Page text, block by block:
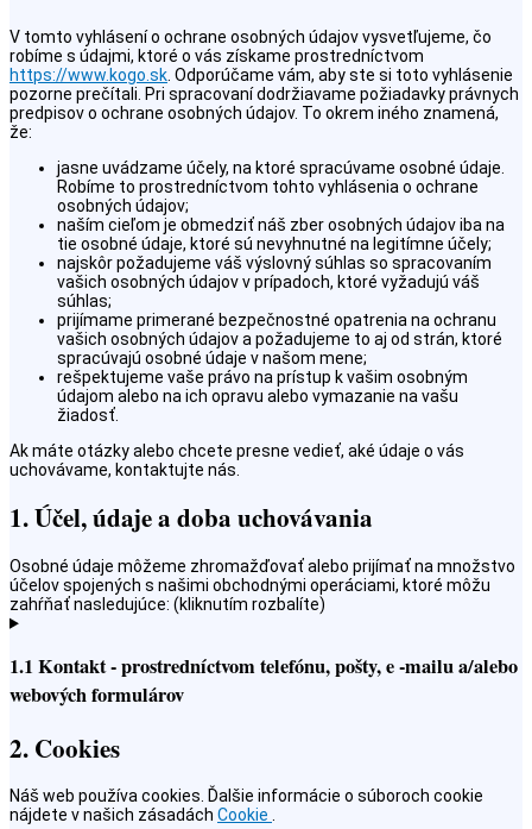
V tomto vyhlásení o ochrane osobných údajov vysvetľujeme, čo
robíme s údajmi, ktoré o vás získame prostredníctvom
https://www.kogo.sk . Odporúčame vám, aby ste si toto vyhlásenie
pozorne prečítali. Pri spracovaní dodržiavame požiadavky právnych
predpisov o ochrane osobných údajov. To okrem iného znamená,
že:
jasne uvádzame účely, na ktoré spracúvame osobné údaje.
Robíme to prostredníctvom tohto vyhlásenia o ochrane
osobných údajov;
naším cieľom je obmedziť náš zber osobných údajov iba na
tie osobné údaje, ktoré sú nevyhnutné na legitímne účely;
najskôr požadujeme váš výslovný súhlas so spracovaním
vašich osobných údajov v prípadoch, ktoré vyžadujú váš
súhlas;
prijímame primerané bezpečnostné opatrenia na ochranu
vašich osobných údajov a požadujeme to aj od strán, ktoré
spracúvajú osobné údaje v našom mene;
rešpektujeme vaše právo na prístup k vašim osobným
údajom alebo na ich opravu alebo vymazanie na vašu
žiadosť.
Ak máte otázky alebo chcete presne vedieť, aké údaje o vás
uchovávame, kontaktujte nás.
1. Účel, údaje a doba uchovávania
Osobné údaje môžeme zhromažďovať alebo prijímať na množstvo
účelov spojených s našimi obchodnými operáciami, ktoré môžu
zahŕňať nasledujúce: (kliknutím rozbalíte)
1.1 Kontakt - prostredníctvom telefónu, pošty, e -mailu a/alebo
webových formulárov
2. Cookies
Náš web používa cookies. Ďalšie informácie o súboroch cookie
nájdete v našich zásadách Cookie